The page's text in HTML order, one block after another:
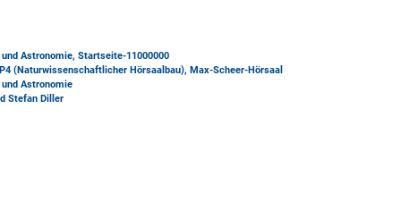
Astronomie, Startseite-11000000
(Naturwissenschaftlicher Hörsaalbau), Max-Scheer-Hörsaal
Astronomie
Stefan Diller